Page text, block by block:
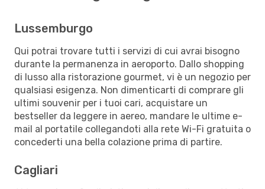
Lussemburgo
Qui potrai trovare tutti i servizi di cui avrai bisogno
durante la permanenza in aeroporto. Dallo shopping
di lusso alla ristorazione gourmet, vi è un negozio per
qualsiasi esigenza. Non dimenticarti di comprare gli
ultimi souvenir per i tuoi cari, acquistare un
bestseller da leggere in aereo, mandare le ultime e-
mail al portatile collegandoti alla rete Wi-Fi gratuita o
concederti una bella colazione prima di partire.
Cagliari